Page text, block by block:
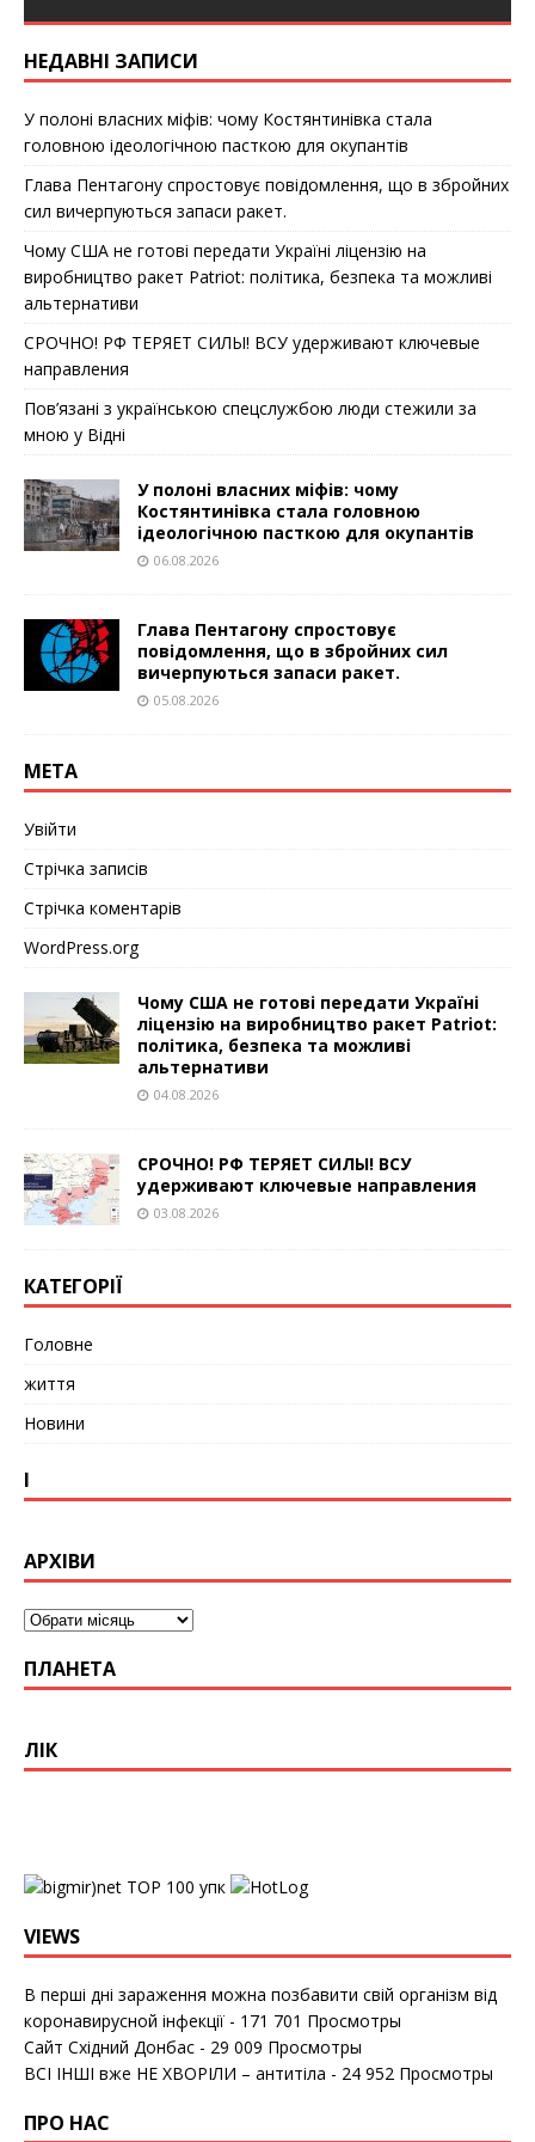
НЕДАВНІ ЗАПИСИ
У полоні власних міфів: чому Костянтинівка стала
головною ідеологічною пасткою для окупантів
Глава Пентагону спростовує повідомлення, що в збройних
сил вичерпуються запаси ракет.
Чому США не готові передати Україні ліцензію на
виробництво ракет Patriot: політика, безпека та можливі
альтернативи
СРОЧНО! РФ ТЕРЯЕТ СИЛЫ! ВСУ удерживают ключевые
направления
Пов’язані з українською спецслужбою люди стежили за
мною у Відні
У полоні власних міфів: чому
Костянтинівка стала головною
ідеологічною пасткою для окупантів
06.08.2026
Глава Пентагону спростовує
повідомлення, що в збройних сил
вичерпуються запаси ракет.
05.08.2026
МЕТА
Увійти
Стрічка записів
Стрічка коментарів
WordPress.org
Чому США не готові передати Україні
ліцензію на виробництво ракет Patriot:
політика, безпека та можливі
альтернативи
04.08.2026
СРОЧНО! РФ ТЕРЯЕТ СИЛЫ! ВСУ
удерживают ключевые направления
03.08.2026
КАТЕГОРІЇ
Головне
життя
Новини
І
АРХІВИ
ПЛАНЕТА
ЛІК
упк
VIEWS
В перші дні зараження можна позбавити свій організм від
коронавирусной інфекції - 171 701 Просмотры
Сайт Східний Донбас - 29 009 Просмотры
ВСІ ІНШІ вже НЕ ХВОРІЛИ – антитіла - 24 952 Просмотры
ПРО НАС